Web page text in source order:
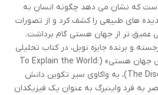
که نشان می دهد چگونه انسان به
های طبیعی را کشف کرد و از تصورات
تر از جهان هستی گام برداشت.
و برنده جایزه نوبل، در کتاب تحلیلی
و ژرف خود، «تاریخ علم: تبیین جهان هستی» (To Explain the World:
The Discovery of Modern Science)، به واکاوی سیر تکوین دانش
به فرد واینبرگ به عنوان یک فیزیکدان